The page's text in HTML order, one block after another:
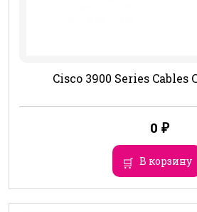
Cisco 3900 Series Cables
0 ₽
В корзину